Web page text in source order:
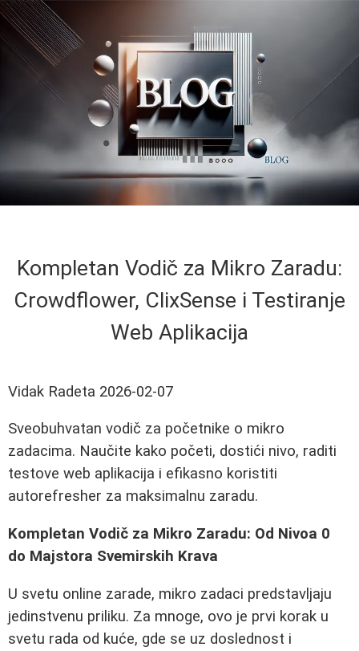
Kompletan Vodič za Mikro Zaradu:
Crowdflower, ClixSense i Testiranje
Web Aplikacija
Vidak Radeta 2026-02-07
Sveobuhvatan vodič za početnike o mikro
zadacima. Naučite kako početi, dostići nivo, raditi
testove web aplikacija i efikasno koristiti
autorefresher za maksimalnu zaradu.
Kompletan Vodič za Mikro Zaradu: Od Nivoa 0
do Majstora Svemirskih Krava
U svetu online zarade, mikro zadaci predstavljaju
jedinstvenu priliku. Za mnoge, ovo je prvi korak u
svetu rada od kuće, gde se uz doslednost i